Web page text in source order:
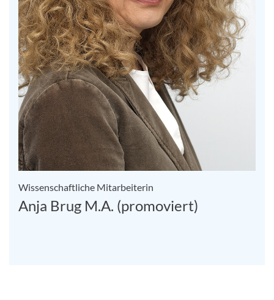
Wissenschaftliche Mitarbeiterin
Anja Brug M.A. (promoviert)